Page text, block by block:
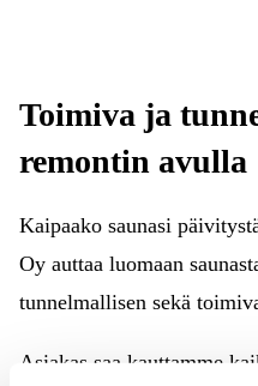
Toimiva ja
remontin avulla
Kaipaako saunasi
Oy auttaa luomaan
tunnelmallisen sekä
Asiakas saa kauttamme